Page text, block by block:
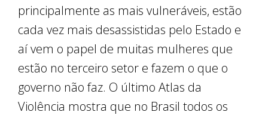
principalmente as mais vulneráveis, estão
cada vez mais desassistidas pelo Estado e
aí vem o papel de muitas mulheres que
estão no terceiro setor e fazem o que o
governo não faz. O último Atlas da
Violência mostra que no Brasil todos os